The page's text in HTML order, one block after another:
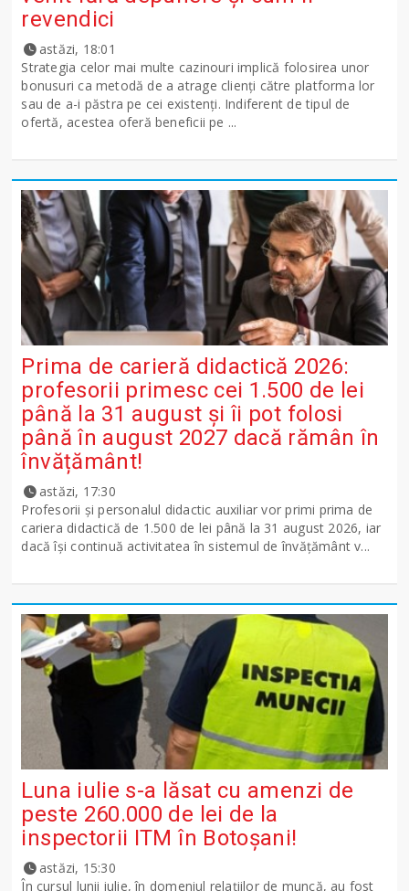
revendici
astăzi, 18:01
Strategia celor mai multe cazinouri implică folosirea unor
bonusuri ca metodă de a atrage clienți către platforma lor
sau de a-i păstra pe cei existenți. Indiferent de tipul de
ofertă, acestea oferă beneficii pe ...
Prima de carieră didactică 2026:
profesorii primesc cei 1.500 de lei
până la 31 august și îi pot folosi
până în august 2027 dacă rămân în
învățământ!
astăzi, 17:30
Profesorii și personalul didactic auxiliar vor primi prima de
cariera didactică de 1.500 de lei până la 31 august 2026, iar
dacă își continuă activitatea în sistemul de învățământ v...
Luna iulie s-a lăsat cu amenzi de
peste 260.000 de lei de la
inspectorii ITM în Botoșani!
astăzi, 15:30
În cursul lunii iulie, în domeniul relațiilor de muncă, au fost